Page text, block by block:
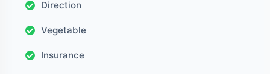
Direction
Vegetable
Insurance